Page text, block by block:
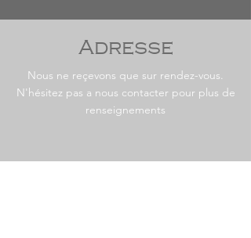
Adresse
Nous ne reçevons que sur rendez-vous.
N'hésitez pas a nous contacter pour plus de
renseignements